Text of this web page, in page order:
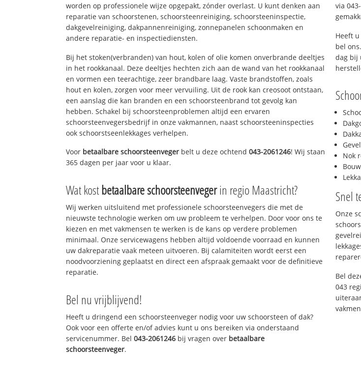
worden op professionele wijze opgepakt, zónder overlast. U kunt denken aan
reparatie van schoorstenen, schoorsteenreiniging, schoorsteeninspectie,
dakgevelreiniging, dakpannenreiniging, zonnepanelen schoonmaken en
andere reparatie- en inspectiediensten.
Bij het stoken(verbranden) van hout, kolen of olie komen onverbrande deeltjes
in het rookkanaal. Deze deeltjes hechten zich aan de wand van het rookkanaal
en vormen een teerachtige, zeer brandbare laag. Vaste brandstoffen, zoals
hout en kolen, zorgen voor meer vervuiling. Uit de rook kan creosoot ontstaan,
een aanslag die kan branden en een schoorsteenbrand tot gevolg kan
hebben. Schakel bij schoorsteenproblemen altijd een ervaren
schoorsteenvegersbedrijf in onze vakmannen, naast schoorsteeninspecties
ook schoorstseenlekkages verhelpen.
Voor betaalbare schoorsteenveger belt u deze ochtend043-2061246! Wij staan
365 dagen per jaar voor u klaar.
Wat kostbetaalbare schoorsteenvegerin regio Maastricht?
Wij werken uitsluitend met professionele schoorsteenvegers die met de
nieuwste technologie werken om uw probleem te verhelpen. Door voor ons te
kiezen en met vakmensen te werken is de kans op verdere problemen
minimaal. Onze servicewagens hebben altijd voldoende voorraad en kunnen
uw dakreparatie vaak meteen uitvoeren. Bij calamiteiten wordt eerst een
noodvoorziening geplaatst en direct een afspraak gemaakt voor de definitieve
reparatie.
Bel nu vrijblijvend!
Heeft u dringend een schoorsteenveger nodig voor uw schoorsteen of dak?
Ook voor een offerte en/of advies kunt u ons bereiken via onderstaand
servicenummer. Bel043-2061246 bij vragen over betaalbare
schoorsteenveger.
via
Heeft
bel
dag bij
Nok
Snel
Onze
Bel
043